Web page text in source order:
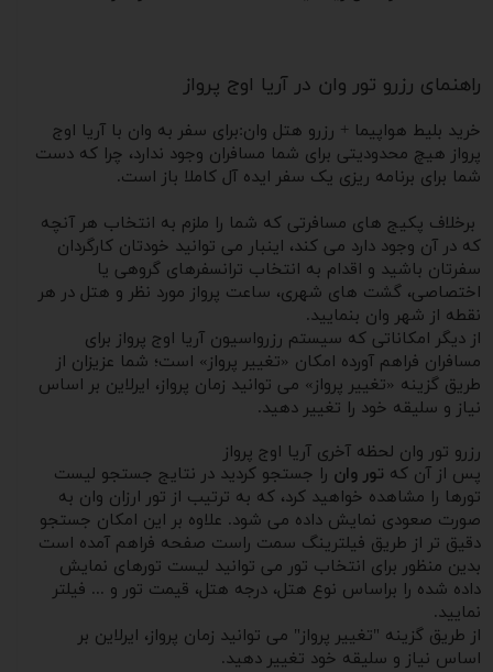
راهنمای رزرو تور وان در آریا اوج پرواز
خرید بلیط هواپیما + رزرو هتل وان:برای سفر به وان با آریا اوج
پرواز هیچ محدودیتی برای شما مسافران وجود ندارد، چرا که دست
شما برای برنامه ریزی یک سفر ایده آل کاملا باز است.
برخلاف پکیج های مسافرتی که شما را ملزم به انتخاب هر آنچه
که در آن وجود دارد می کند، اینبار می توانید خودتان کارگردان
سفرتان باشید و اقدام به انتخاب ترانسفرهای گروهی یا
اختصاصی، گشت های شهری، ساعت پرواز مورد نظر و هتل در هر
نقطه از شهر وان بنمایید.
از دیگر امکاناتی که سیستم رزرواسیون آریا اوج پرواز برای
مسافران فراهم آورده امکان «تغییر پرواز» است؛ شما عزیزان از
طریق گزینه «تغییر پرواز» می توانید زمان پرواز، ایرلاین بر اساس
نیاز و سلیقه خود را تغییر دهید.
رزرو تور وان لحظه آخری آریا اوج پرواز
پس از آن که تور وان را جستجو کردید در نتایج جستجو لیست
تورها را مشاهده خواهید کرد، که به ترتیب از تور ارزان وان به
صورت صعودی نمایش داده می شود. علاوه بر این امکان جستجو
دقیق تر از طریق فیلترینگ سمت راست صفحه فراهم آمده است
بدین منظور برای انتخاب تور می توانید لیست تورهای نمایش
داده شده را براساس نوع هتل، درجه هتل، قیمت تور و ... فیلتر
نمایید.
از طریق گزینه "تغییر پرواز" می توانید زمان پرواز، ایرلاین بر
اساس نیاز و سلیقه خود تغییر دهید.